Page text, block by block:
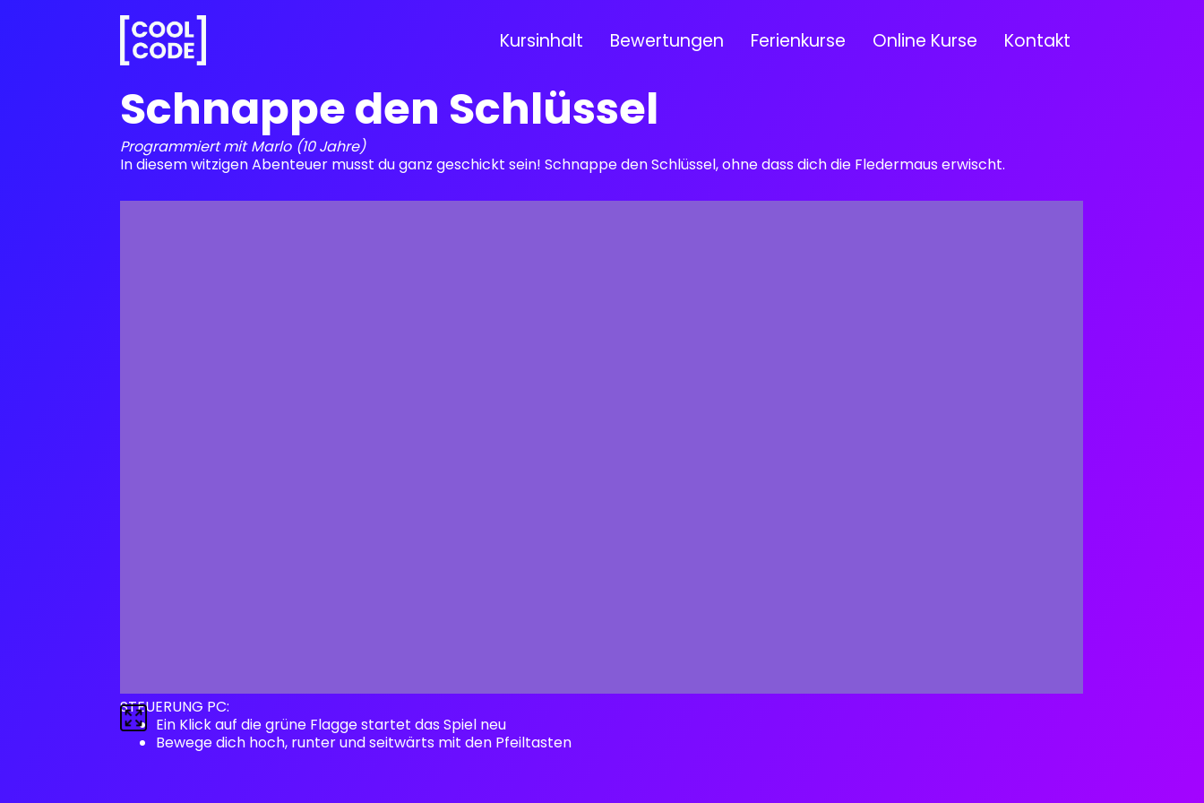
Schnappe den Schlüssel
Programmiert mit Marlo (10 Jahre)
In diesem witzigen Abenteuer musst du ganz geschickt sein! Schnappe den Schlüssel, ohne dass dich die Fledermaus erwischt.
STEUERUNG PC:
Ein Klick auf die grüne Flagge startet das Spiel neu
Bewege dich hoch, runter und seitwärts mit den Pfeiltasten
Kursinhalt Bewertungen Ferienkurse Online Kurse Kontakt